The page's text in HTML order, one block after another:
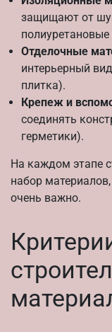
защищают от
Отделочные
интерьерный
плитка).
Крепеж и
соединять
герметики).
На каждом этапе
набор
очень важно.